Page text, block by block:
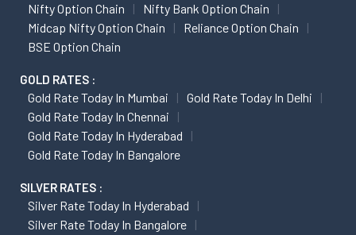
Nifty Option Chain
Nifty Bank Option Chain
Midcap Nifty Option Chain
Reliance Option Chain
BSE Option Chain
GOLD RATES :
Gold Rate Today In Mumbai
Gold Rate Today In Delhi
Gold Rate Today In Chennai
Gold Rate Today In Hyderabad
Gold Rate Today In Bangalore
SILVER RATES :
Silver Rate Today In Hyderabad
Silver Rate Today In Bangalore